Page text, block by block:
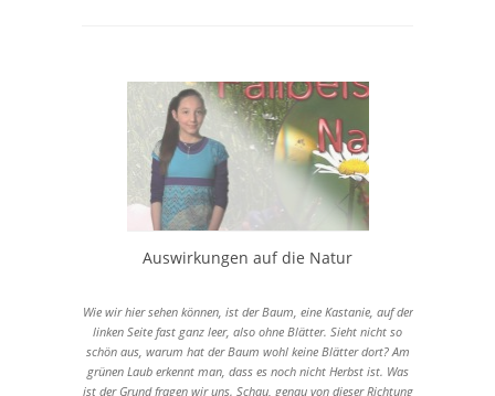
Auswirkungen auf die Natur
Wie wir hier sehen können, ist der Baum, eine Kastanie, auf der
linken Seite fast ganz leer, also ohne Blätter. Sieht nicht so
schön aus, warum hat der Baum wohl keine Blätter dort? Am
grünen Laub erkennt man, dass es noch nicht Herbst ist. Was
ist der Grund fragen wir uns. Schau, genau von dieser Richtung